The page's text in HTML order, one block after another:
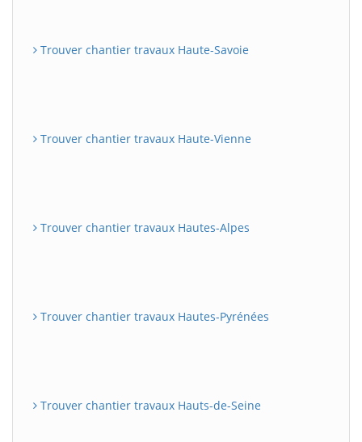
Trouver chantier travaux Haute-Savoie
Trouver chantier travaux Haute-Vienne
Trouver chantier travaux Hautes-Alpes
Trouver chantier travaux Hautes-Pyrénées
Trouver chantier travaux Hauts-de-Seine